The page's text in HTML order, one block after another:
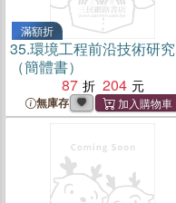
滿額折
35.環境工程前沿技術研究
（簡體書）
87
204
無庫存